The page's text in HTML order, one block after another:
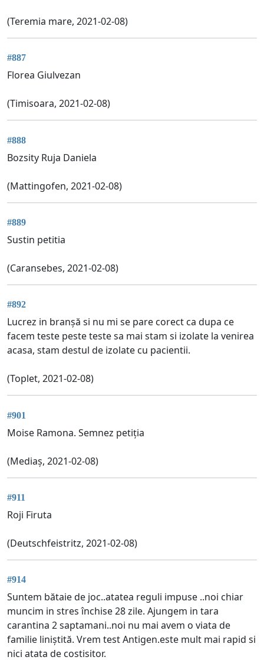
(Teremia mare, 2021-02-08)
#887
Florea Giulvezan
(Timisoara, 2021-02-08)
#888
Bozsity Ruja Daniela
(Mattingofen, 2021-02-08)
#889
Sustin petitia
(Caransebes, 2021-02-08)
#892
Lucrez in branșă si nu mi se pare corect ca dupa ce
facem teste peste teste sa mai stam si izolate la venirea
acasa, stam destul de izolate cu pacientii.
(Toplet, 2021-02-08)
#901
Moise Ramona. Semnez petiția
(Mediaș, 2021-02-08)
#911
Roji Firuta
(Deutschfeistritz, 2021-02-08)
#914
Suntem bătaie de joc..atatea reguli impuse ..noi chiar
muncim in stres închise 28 zile. Ajungem in tara
carantina 2 saptamani..noi nu mai avem o viata de
familie liniștită. Vrem test Antigen.este mult mai rapid si
nici atata de costisitor.